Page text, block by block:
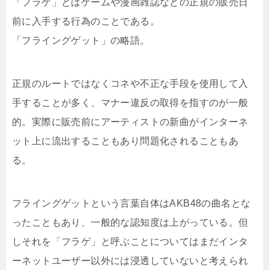
「フラゲ」とはゲームや漫画雑誌などの正規の販売日
前に入手する行為のことである。
「フライングゲット」の略語。
正規のルートではなくコネや不正な手段を使用して入
手することが多く、マナー違反の取得を指すのが一般
的。実際に販売前にアーティストの新曲がインターネ
ット上に流出することもあり問題化されることもあ
る。
フライングゲットという言葉自体はAKB48の曲名とな
ったこともあり、一般的な認知度は上がっている。但
しそれを「フラゲ」と呼ぶことについてはまだインタ
ーネットユーザー以外には浸透していないと考えられ